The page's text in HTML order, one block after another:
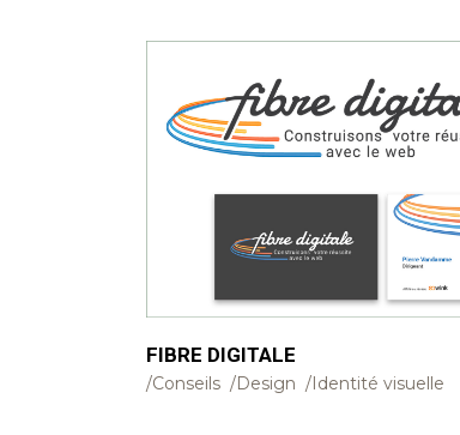
FIBRE DIGITALE
Conseils Design Identité visuelle